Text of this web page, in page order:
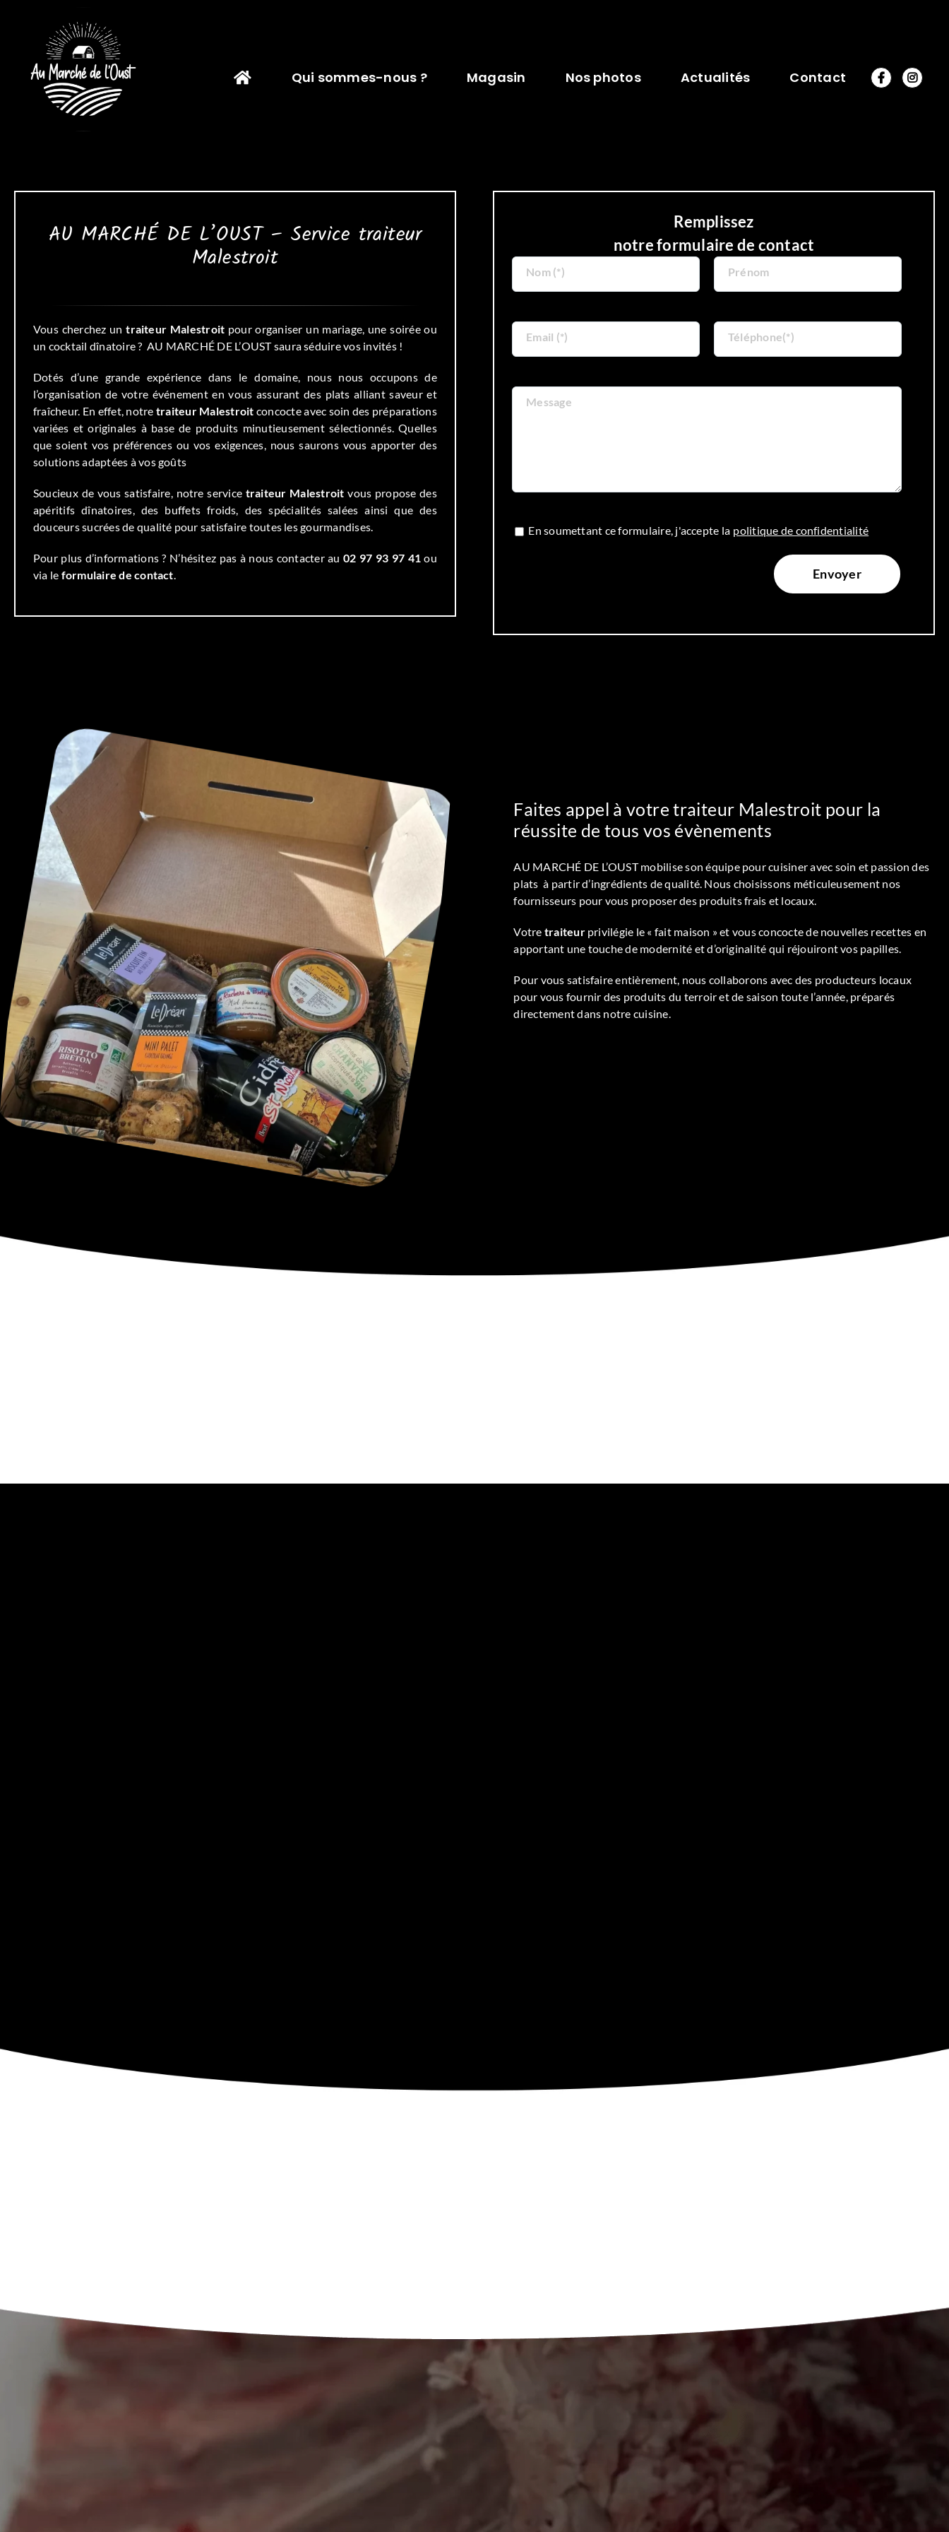
Qui sommes-nous ? Magasin Nos photos Actualités Contact
AU MARCHÉ DE L’OUST – Service traiteur
Malestroit
Vous cherchez untraiteur Malestroit pour organiser un mariage, une soirée ou
un cocktail dînatoire ? AU MARCHÉ DE L’OUST saura séduire vos invités !
Dotés d’une grande expérience dans le domaine, nous nous occupons de
l’organisation de votre événement en vous assurant des plats alliant saveur et
fraîcheur. En effet, notre traiteurMalestroitconcocte avec soin des préparations
variées et originales à base de produits minutieusement sélectionnés. Quelles
que soient vos préférences ou vos exigences, nous saurons vous apporter des
solutions adaptées à vos goûts
Soucieux de vous satisfaire, notre service traiteur Malestroitvous propose des
apéritifs dînatoires, des buffets froids, des spécialités salées ainsi que des
douceurs sucrées de qualité pour satisfaire toutes les gourmandises.
Pour plus d’informations ? N’hésitez pas à nous contacter au02 97 93 97 41 ou
via le formulaire de contact
Remplissez
notre formulaire de contact
Nom (*) Prénom
Email (*) Téléphone(*)
Message
En soumettant ce formulaire, j'accepte la politique de confidentialité
Faites appel à votre traiteur Malestroit pour la
réussite de tous vos évènements
AU MARCHÉ DE L’OUST mobilise son équipe pour cuisiner avec soin et passion des
plats à partir d’ingrédients de qualité. Nous choisissons méticuleusement nos
fournisseurs pour vous proposer des produits frais et locaux.
Votre traiteur privilégie le « fait maison » et vous concocte de nouvelles recettes en
apportant une touche de modernité et d’originalité qui réjouiront vos papilles.
Pour vous satisfaire entièrement, nous collaborons avec des producteurs locaux
pour vous fournir des produits du terroir et de saison toute l’année, préparés
directement dans notre cuisine.